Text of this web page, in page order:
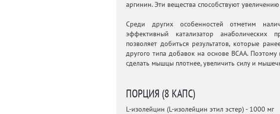
аргинин. Эти вещества способствуют
Среди других особенностей отметим
эффективный катализатор анаболических
позволяет добиться результатов, которые
другого типа добавок на основе BCAA.
сделать мышцы плотнее, увеличить силу и
ПОРЦИЯ (8 КАПС)
L-изолейцин (L-изолейцин этил эстер) - 1000 мг